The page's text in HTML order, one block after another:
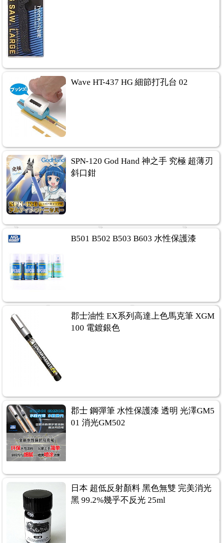
Wave HT-437 HG 細節打孔台 02
SPN-120 God Hand 神之手 究極 超薄刃
斜口鉗
B501 B502 B503 B603 水性保護漆
郡士油性 EX系列高達上色馬克筆 XGM
100 電鍍銀色
郡士 鋼彈筆 水性保護漆 透明 光澤GM5
01 消光GM502
日本 超低反射顏料 黑色無雙 完美消光
黑 99.2%幾乎不反光 25ml